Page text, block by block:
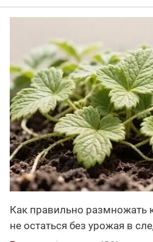
Как правильно размножать
не остаться без урожая в